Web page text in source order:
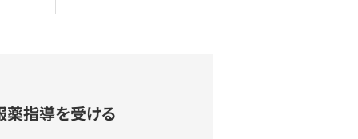
薬指導を受ける